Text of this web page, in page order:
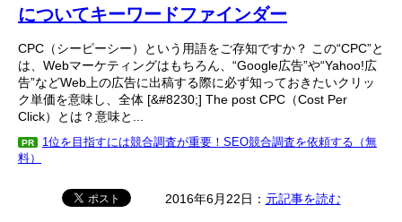
についてキーワードファインダー
CPC（シーピーシー）という用語をご存知ですか？ この“CPC”と
は、Webマーケティングはもちろん、“Google広告”や“Yahoo!広
告”などWeb上の広告に出稿する際に必ず知っておきたいクリッ
ク単価を意味し、全体 [&#8230;] The post CPC（Cost Per
Click）とは？意味と...
PR
1位を目指すには競合調査が重要！SEO競合調査を依頼する（無
料）
2016年6月22日： 元記事を読む